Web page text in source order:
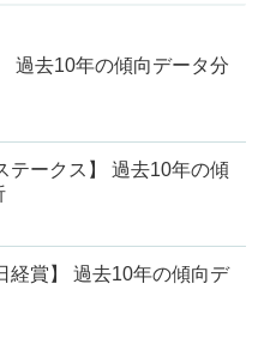
過去10年の傾向データ分
テークス】 過去10年の傾
経賞】 過去10年の傾向デ